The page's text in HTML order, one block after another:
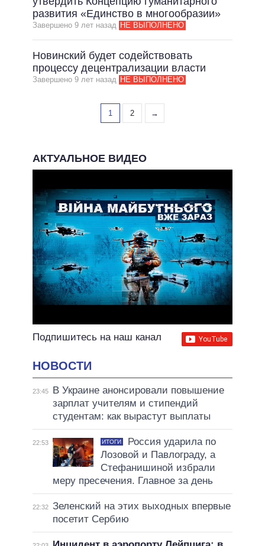
развития «Единство в многообразии»
Завершено 9 лет назад НЕ ВЫПОЛНЕНО
Новинский будет содействовать
процессу децентрализации власти
Завершено 9 лет назад НЕ ВЫПОЛНЕНО
1 2 →
АКТУАЛЬНОЕ ВИДЕО
Подпишитесь на наш канал
НОВОСТИ
23:45
В Украине анонсировали повышение
зарплат учителям и стипендий
студентам: как вырастут выплаты
22:53 ИТОГИ
Россия ударила по
Лозовой и Павлограду, а
Стефанишиной избрали
меру пресечения. Главное за день
22:32 Зеленский на этих выходных впервые
посетит Сербию